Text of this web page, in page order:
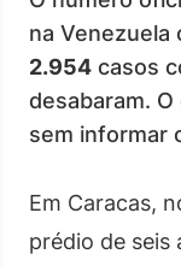
na Venezuela
2.954 casos
desabaram.
sem informar
Em Caracas,
prédio de seis